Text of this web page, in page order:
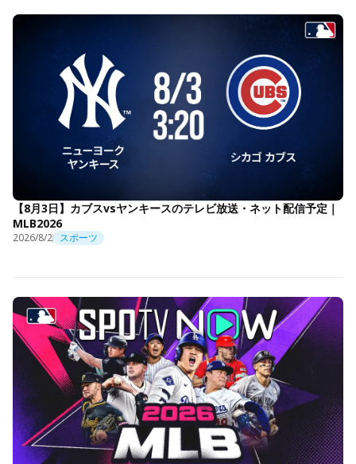
【8月3日】カブスvsヤンキースのテレビ放送・ネット配信予定｜
MLB2026
2026/8/2 スポーツ